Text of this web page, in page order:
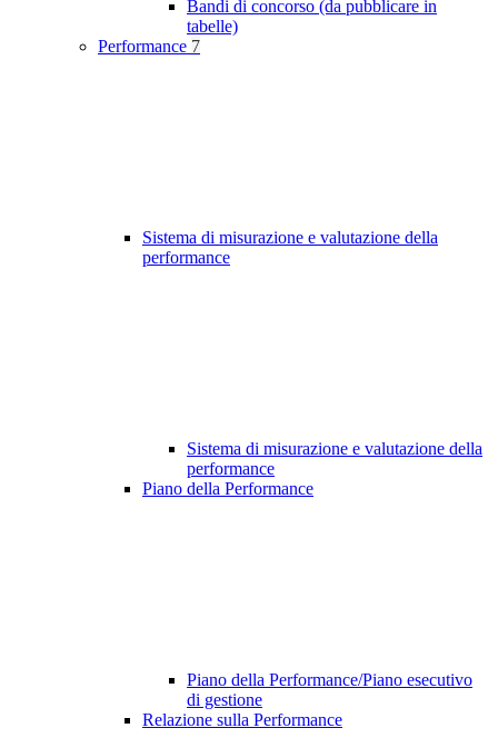
Bandi di concorso (da pubblicare in
tabelle)
Performance 7
Sistema di misurazione e valutazione della
performance
Sistema di misurazione e valutazione della
performance
Piano della Performance
Piano della Performance/Piano esecutivo
di gestione
Relazione sulla Performance